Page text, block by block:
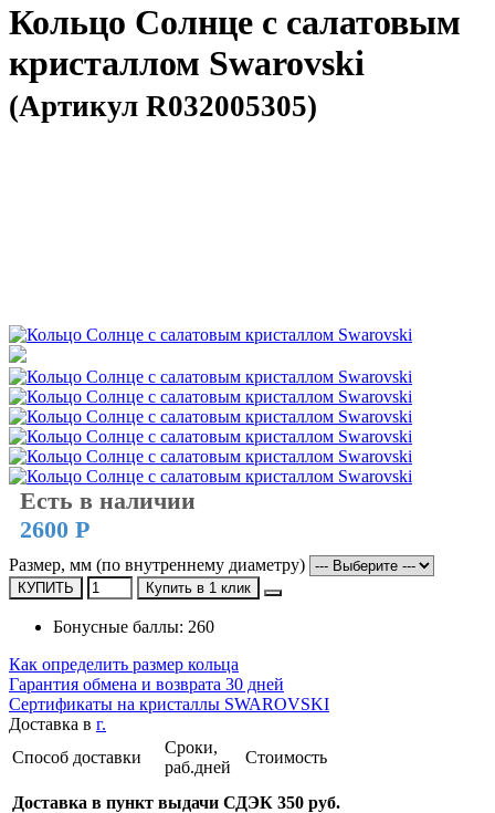
Кольцо Солнце с салатовым
кристаллом Swarovski
(Артикул R032005305)
Есть в наличии
2600 Р
Размер, мм (по внутреннему диаметру)
КУПИТЬ Купить в 1 клик
Бонусные баллы: 260
Как определить размер кольца
Гарантия обмена и возврата 30 дней
Сертификаты на кристаллы SWAROVSKI
Доставка в г.
Способ доставки
Сроки,
раб.дней
Стоимость
Доставка в пункт выдачи СДЭК 350 руб.